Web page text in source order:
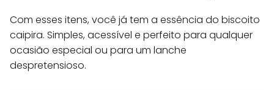
Com esses itens, você já tem a essência do biscoito
caipira. Simples, acessível e perfeito para qualquer
ocasião especial ou para um lanche
despretensioso.